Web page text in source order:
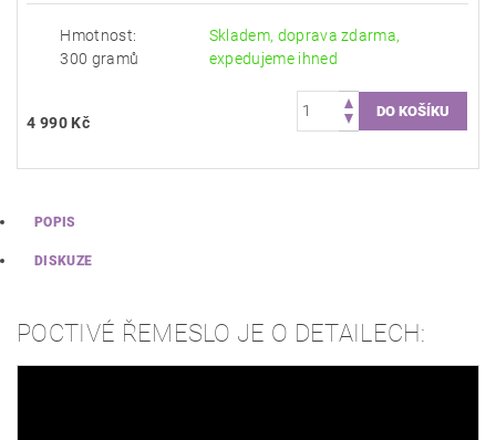
Hmotnost:
300 gramů
Skladem, doprava zdarma,
expedujeme ihned
4 990 Kč
POPIS
DISKUZE
POCTIVÉ ŘEMESLO JE O DETAILECH: